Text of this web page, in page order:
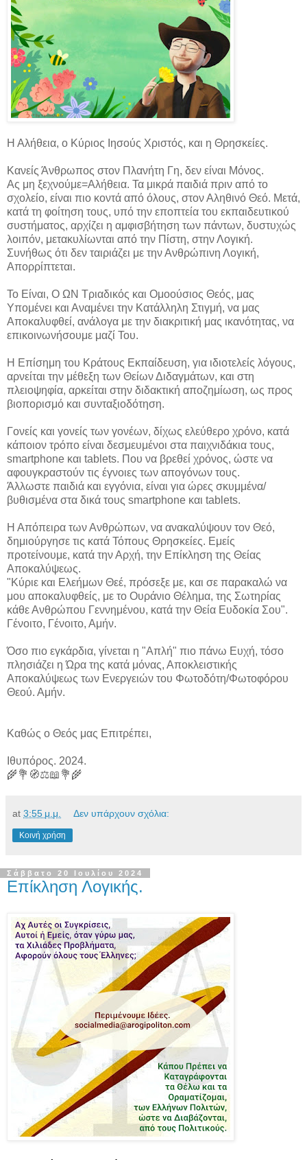
Η Αλήθεια, ο Κύριος Ιησούς Χριστός, και η Θρησκείες.
Κανείς Άνθρωπος στον Πλανήτη Γη, δεν είναι Μόνος.
Ας μη ξεχνούμε=Αλήθεια. Τα μικρά παιδιά πριν από το
σχολείο, είναι πιο κοντά από όλους, στον Αληθινό Θεό. Μετά,
κατά τη φοίτηση τους, υπό την εποπτεία του εκπαιδευτικού
συστήματος, αρχίζει η αμφισβήτηση των πάντων, δυστυχώς
λοιπόν, μετακυλίωνται από την Πίστη, στην Λογική.
Συνήθως ότι δεν ταιριάζει με την Ανθρώπινη Λογική,
Απορρίπτεται.
Το Είναι, Ο ΩΝ Τριαδικός και Ομοούσιος Θεός, μας
Υπομένει και Αναμένει την Κατάλληλη Στιγμή, να μας
Αποκαλυφθεί, ανάλογα με την διακριτική μας ικανότητας, να
επικοινωνήσουμε μαζί Του.
Η Επίσημη του Κράτους Εκπαίδευση, για ιδιοτελείς λόγους,
αρνείται την μέθεξη των Θείων Διδαγμάτων, και στη
πλειοψηφία, αρκείται στην διδακτική αποζημίωση, ως προς
βιοπορισμό και συνταξιοδότηση.
Γονείς και γονείς των γονέων, δίχως ελεύθερο χρόνο, κατά
κάποιον τρόπο είναι δεσμευμένοι στα παιχνιδάκια τους,
smartphone και tablets. Που να βρεθεί χρόνος, ώστε να
αφουγκραστούν τις έγνοιες των απογόνων τους.
Άλλωστε παιδιά και εγγόνια, είναι για ώρες σκυμμένα/
βυθισμένα στα δικά τους smartphone και tablets.
Η Απόπειρα των Ανθρώπων, να ανακαλύψουν τον Θεό,
δημιούργησε τις κατά Τόπους Θρησκείες. Εμείς
προτείνουμε, κατά την Αρχή, την Επίκληση της Θείας
Αποκαλύψεως.
"Κύριε και Ελεήμων Θεέ, πρόσεξε με, και σε παρακαλώ να
μου αποκαλυφθείς, με το Ουράνιο Θέλημα, της Σωτηρίας
κάθε Ανθρώπου Γεννημένου, κατά την Θεία Ευδοκία Σου".
Γένοιτο, Γένοιτο, Αμήν.
Όσο πιο εγκάρδια, γίνεται η "Απλή" πιο πάνω Ευχή, τόσο
πλησιάζει η Ώρα της κατά μόνας, Αποκλειστικής
Αποκαλύψεως των Ενεργειών του Φωτοδότη/Φωτοφόρου
Θεού. Αμήν.
Καθώς ο Θεός μας Επιτρέπει,
Ιθυπόρος. 2024.
🌾💐🧭⚖️📖💐🌾
at 3:55 μ.μ. Δεν υπάρχουν σχόλια:
Κοινή χρήση
Σάββατο 20 Ιουλίου 2024
Επίκληση Λογικής.